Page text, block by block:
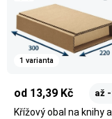
1 varianta
od 13,39 Kč až -
Křížový obal na knihy a